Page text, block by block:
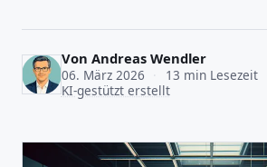
Von Andreas Wendler
06. März 2026 13 min Lesezeit
KI-gestützt erstellt